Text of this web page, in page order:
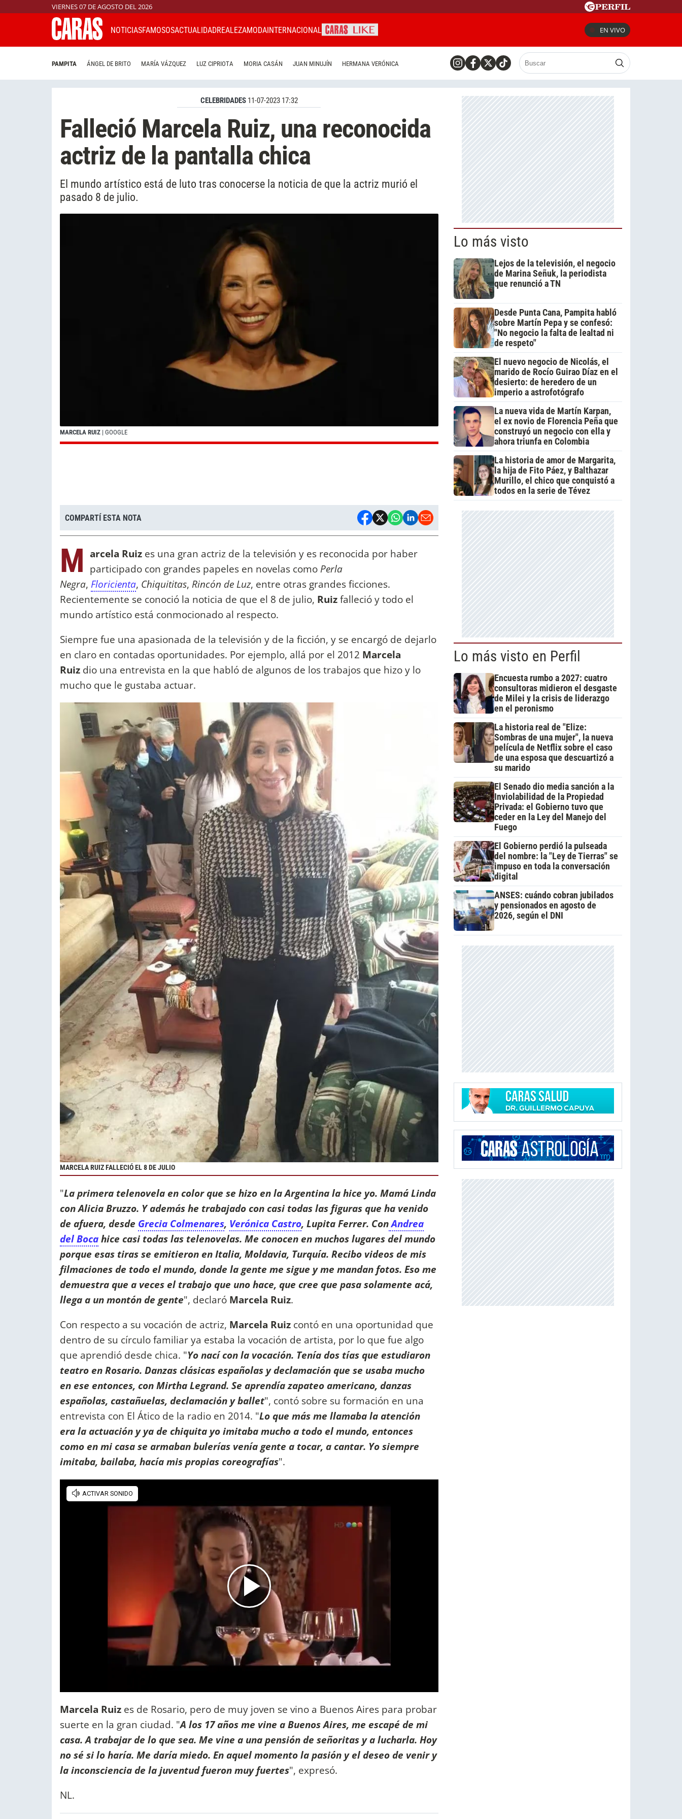
VIERNES 07 DE AGOSTO DEL 2026
NOTICIASFAMOSOSACTUALIDADREALEZAMODAINTERNACIONAL EN VIVO
PAMPITA ÁNGEL DE BRITO MARÍA VÁZQUEZ LUZ CIPRIOTA MORIA CASÁN JUAN MINUJÍN HERMANA VERÓNICA
CELEBRIDADES 11-07-2023 17:32
Falleció Marcela Ruiz, una reconocida
actriz de la pantalla chica
El mundo artístico está de luto tras conocerse la noticia de que la actriz murió el
pasado 8 de julio.
MARCELA RUIZ | GOOGLE
COMPARTÍ ESTA NOTA
M arcela Ruiz es una gran actriz de la televisión y es reconocida por haber
participado con grandes papeles en novelas como Perla
Negra, Floricienta, Chiquititas, Rincón de Luz, entre otras grandes ficciones.
Recientemente se conoció la noticia de que el 8 de julio, Ruizfalleció y todo el
mundo artístico está conmocionado al respecto.
Siempre fue una apasionada de la televisión y de la ficción, y se encargó de dejarlo
en claro en contadas oportunidades. Por ejemplo, allá por el 2012 Marcela
Ruiz dio una entrevista en la que habló de algunos de los trabajos que hizo y lo
mucho que le gustaba actuar.
MARCELA RUIZ FALLECIÓ EL 8 DE JULIO
"La primera telenovela en color que se hizo en la Argentina la hice yo. Mamá Linda
con Alicia Bruzzo. Y además he trabajado con casi todas las figuras que ha venido
de afuera, desde Grecia Colmenares, Verónica Castro, Lupita Ferrer. ConAndrea
del Bocahice casi todas las telenovelas. Me conocen en muchos lugares del mundo
porque esas tiras se emitieron en Italia, Moldavia, Turquía. Recibo videos de mis
filmaciones de todo el mundo, donde la gente me sigue y me mandan fotos. Eso me
demuestra que a veces el trabajo que uno hace, que cree que pasa solamente acá,
llega a un montón de gente", declaró Marcela Ruiz.
Con respecto a su vocación de actriz, Marcela Ruiz contó en una oportunidad que
dentro de su círculo familiar ya estaba la vocación de artista, por lo que fue algo
que aprendió desde chica. "Yo nací con la vocación. Tenía dos tías que estudiaron
teatro en Rosario. Danzas clásicas españolas y declamación que se usaba mucho
en ese entonces, con Mirtha Legrand. Se aprendía zapateo americano, danzas
españolas, castañuelas, declamación y ballet", contó sobre su formación en una
entrevista con El Ático de la radio en 2014. "Lo que más me llamaba la atención
era la actuación y ya de chiquita yo imitaba mucho a todo el mundo, entonces
como en mi casa se armaban bulerías venía gente a tocar, a cantar. Yo siempre
imitaba, bailaba, hacía mis propias coreografías".
Marcela Ruiz es de Rosario, pero de muy joven se vino a Buenos Aires para probar
suerte en la gran ciudad. "A los 17 años me vine a Buenos Aires, me escapé de mi
casa. A trabajar de lo que sea. Me vine a una pensión de señoritas y a lucharla. Hoy
no sé si lo haría. Me daría miedo. En aquel momento la pasión y el deseo de venir y
la inconsciencia de la juventud fueron muy fuertes", expresó.
NL.
Lo más visto
Lejos de la televisión, el negocio
de Marina Señuk, la periodista
que renunció a TN
Desde Punta Cana, Pampita habló
sobre Martín Pepa y se confesó:
"No negocio la falta de lealtad ni
de respeto"
El nuevo negocio de Nicolás, el
marido de Rocío Guirao Díaz en el
desierto: de heredero de un
imperio a astrofotógrafo
La nueva vida de Martín Karpan,
el ex novio de Florencia Peña que
construyó un negocio con ella y
ahora triunfa en Colombia
La historia de amor de Margarita,
la hija de Fito Páez, y Balthazar
Murillo, el chico que conquistó a
todos en la serie de Tévez
Lo más visto en Perfil
Encuesta rumbo a 2027: cuatro
consultoras midieron el desgaste
de Milei y la crisis de liderazgo
en el peronismo
La historia real de "Elize:
Sombras de una mujer", la nueva
película de Netflix sobre el caso
de una esposa que descuartizó a
su marido
El Senado dio media sanción a la
Inviolabilidad de la Propiedad
Privada: el Gobierno tuvo que
ceder en la Ley del Manejo del
Fuego
El Gobierno perdió la pulseada
del nombre: la "Ley de Tierras" se
impuso en toda la conversación
digital
ANSES: cuándo cobran jubilados
y pensionados en agosto de
2026, según el DNI